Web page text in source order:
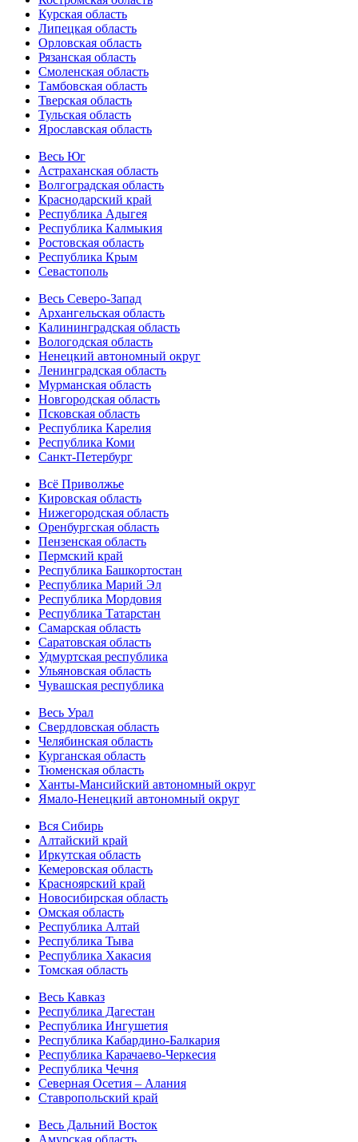
Курская область
Липецкая область
Орловская область
Рязанская область
Смоленская область
Тамбовская область
Тверская область
Тульская область
Ярославская область
Весь Юг
Астраханская область
Волгоградская область
Краснодарский край
Республика Адыгея
Республика Калмыкия
Ростовская область
Республика Крым
Севастополь
Весь Северо-Запад
Архангельская область
Калининградская область
Вологодская область
Ненецкий автономный округ
Ленинградская область
Мурманская область
Новгородская область
Псковская область
Республика Карелия
Республика Коми
Санкт-Петербург
Всё Приволжье
Кировская область
Нижегородская область
Оренбургская область
Пензенская область
Пермский край
Республика Башкортостан
Республика Марий Эл
Республика Мордовия
Республика Татарстан
Самарская область
Саратовская область
Удмуртская республика
Ульяновская область
Чувашская республика
Весь Урал
Свердловская область
Челябинская область
Курганская область
Тюменская область
Ханты-Мансийский автономный округ
Ямало-Ненецкий автономный округ
Вся Сибирь
Алтайский край
Иркутская область
Кемеровская область
Красноярский край
Новосибирская область
Омская область
Республика Алтай
Республика Тыва
Республика Хакасия
Томская область
Весь Кавказ
Республика Дагестан
Республика Ингушетия
Республика Кабардино-Балкария
Республика Карачаево-Черкесия
Республика Чечня
Северная Осетия – Алания
Ставропольский край
Весь Дальний Восток
Амурская область